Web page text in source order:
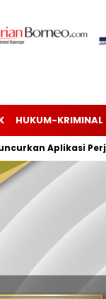
HUKUM-KRIMINAL
Aplikasi